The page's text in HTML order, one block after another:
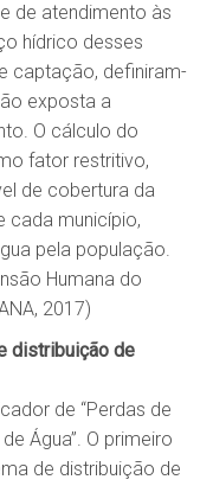
de atendimento às
hídrico desses
captação, definiram-
exposta a
O cálculo do
fator restritivo,
de cobertura da
cada município,
pela população.
Humana do
2017)
distribuição de
de “Perdas de
Água”. O primeiro
de distribuição de